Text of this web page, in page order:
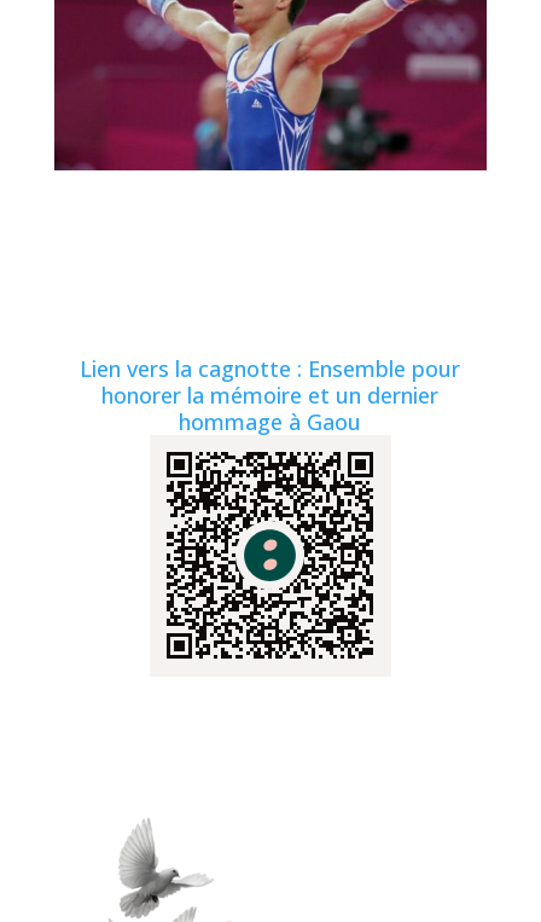
Lien vers la cagnotte : Ensemble pour
honorer la mémoire et un dernier
hommage à Gaou